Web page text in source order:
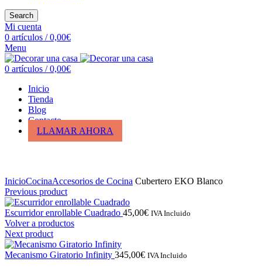
Search
Mi cuenta
0 artículos / 0,00€
Menu
0 artículos / 0,00€
Inicio
Tienda
Blog
Contacto
LLAMAR AHORA
InicioCocinaAccesorios de Cocina Cubertero EKO Blanco
Previous product
Escurridor enrollable Cuadrado 45,00€ IVA Incluido
Volver a productos
Next product
Mecanismo Giratorio Infinity 345,00€ IVA Incluido